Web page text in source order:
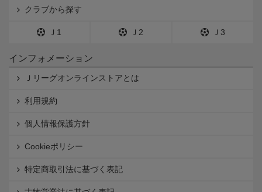
クラブから探す
Ｊ1 Ｊ2 Ｊ3
インフォメーション
Ｊリーグオンラインストアとは
利用規約
個人情報保護方針
Cookieポリシー
特定商取引法に基づく表記